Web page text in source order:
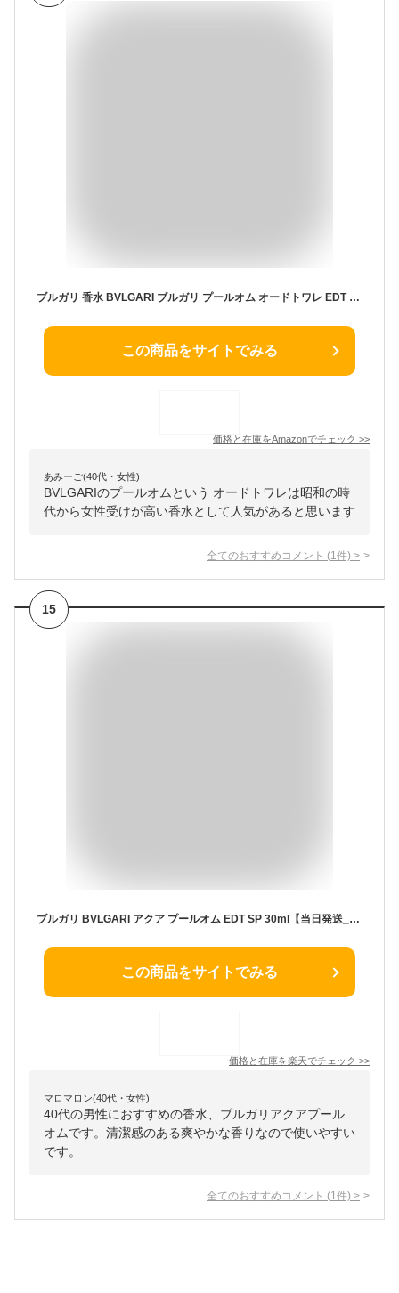
ブルガリ 香水 BVLGARI ブルガリ プールオム オードトワレ EDT SP 100ml
この商品をサイトでみる
価格と在庫をAmazonでチェック >>
あみーご(40代・女性)
BVLGARIのプールオムという オードトワレは昭和の時
代から女性受けが高い香水として人気があると思います
全てのおすすめコメント (1 件) >
15
ブルガリ BVLGARI アクア プールオム EDT SP 30ml【当日発送_14時まで】【香水 メンズ】【EARTH】【人気 ブランド ギフト 誕生日 プレゼント】【最大1000円offクーポン】
この商品をサイトでみる
価格と在庫を楽天でチェック >>
マロマロン(40代・女性)
40代の男性におすすめの香水、ブルガリアクアプール
オムです。清潔感のある爽やかな香りなので使いやすい
です。
全てのおすすめコメント (1 件) >